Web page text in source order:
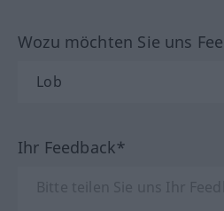
Wozu möchten Sie uns
Ihr Feedback*